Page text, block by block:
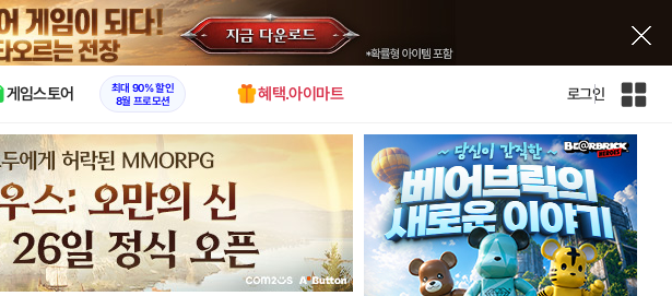
X
게임스토어
최대 90% 할인
8월 프로모션
혜택.아이마트 로그인
인
사
이
트
맵